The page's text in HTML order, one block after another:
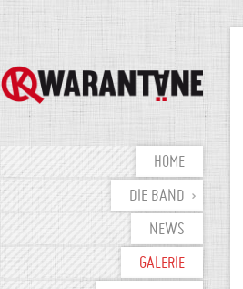
HOME
DIE BAND
NEWS
GALERIE